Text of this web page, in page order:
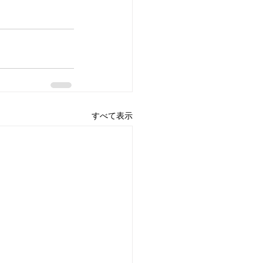
すべて表示